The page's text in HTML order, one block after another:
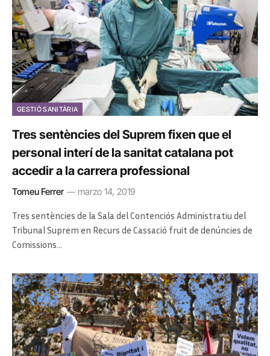
GESTIÓ SANITÀRIA
Tres sentències del Suprem fixen que el
personal interí de la sanitat catalana pot
accedir a la carrera professional
Tomeu Ferrer marzo 14, 2019
Tres sentències de la Sala del Contenciós Administratiu del
Tribunal Suprem en Recurs de Cassació fruit de denúncies de
Comissions…